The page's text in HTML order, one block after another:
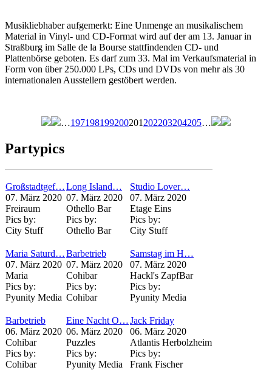
Musikliebhaber aufgemerkt: Eine Unmenge an musikalischem
Material in Vinyl- und CD-Format wird auf der am 13. Januar in
Straßburg im Salle de la Bourse stattfindenden CD- und
Plattenbörse geboten. Es darf zum 33. Mal im Verkaufsmaterial in
Form von über 250.000 LPs, CDs und DVDs von mehr als 30
internationalen Ausstellern gestöbert werden.
…197198199200201 202203204205…
Partypics
Großstadtgef…
07. März 2020
Freiraum
Pics by:
City Stuff
Long Island…
07. März 2020
Othello Bar
Pics by:
Othello Bar
Studio Lover…
07. März 2020
Etage Eins
Pics by:
City Stuff
Maria Saturd…
07. März 2020
Maria
Pics by:
Pyunity Media
Barbetrieb
07. März 2020
Cohibar
Pics by:
Cohibar
Samstag im H…
07. März 2020
Hackl's ZapfBar
Pics by:
Pyunity Media
Barbetrieb
06. März 2020
Cohibar
Pics by:
Cohibar
Eine Nacht O…
06. März 2020
Puzzles
Pics by:
Pyunity Media
Jack Friday
06. März 2020
Atlantis Herbolzheim
Pics by:
Frank Fischer